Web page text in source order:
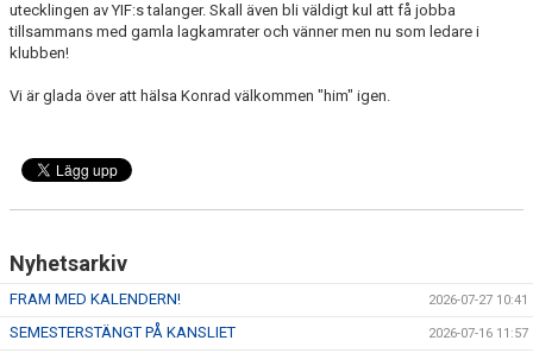
utecklingen av YIF:s talanger. Skall även bli väldigt kul att få jobba
tillsammans med gamla lagkamrater och vänner men nu som ledare i
klubben!
Vi är glada över att hälsa Konrad välkommen "him" igen.
Nyhetsarkiv
FRAM MED KALENDERN! 2026-07-27 10:41
SEMESTERSTÄNGT PÅ KANSLIET 2026-07-16 11:57